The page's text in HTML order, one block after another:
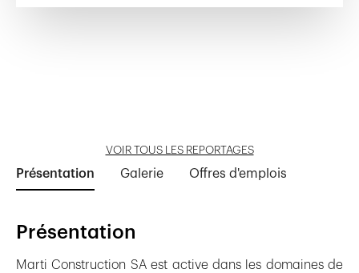
VOIR TOUS LES REPORTAGES
Présentation Galerie Offres d'emplois
Présentation
Marti Construction SA est active dans les domaines de